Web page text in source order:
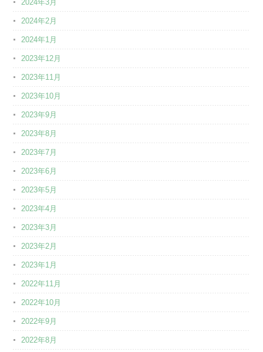
2024年3月
2024年2月
2024年1月
2023年12月
2023年11月
2023年10月
2023年9月
2023年8月
2023年7月
2023年6月
2023年5月
2023年4月
2023年3月
2023年2月
2023年1月
2022年11月
2022年10月
2022年9月
2022年8月